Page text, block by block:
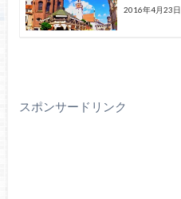
2016年4月23日
スポンサードリンク